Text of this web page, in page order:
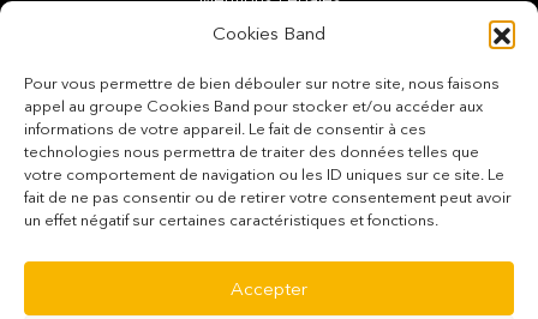
Cookies Band
Pour vous permettre de bien débouler sur notre site, nous faisons
appel au groupe Cookies Band pour stocker et/ou accéder aux
informations de votre appareil. Le fait de consentir à ces
technologies nous permettra de traiter des données telles que
votre comportement de navigation ou les ID uniques sur ce site. Le
fait de ne pas consentir ou de retirer votre consentement peut avoir
un effet négatif sur certaines caractéristiques et fonctions.
Accepter
Politique De Cookies (UE)
Conditions Générales De Vente
Conditions De Vente Des E-Tickets
Politique De Confidentialité
Paiement Sécurisé
Contact
0690 24 99 71